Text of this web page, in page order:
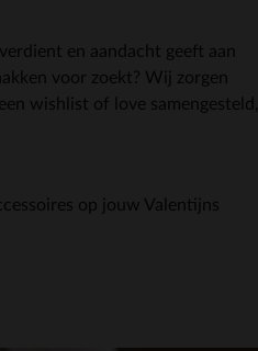
en aandacht geeft aan
voor zoekt? Wij zorgen
wishlist of love samengesteld,
op jouw Valentijns